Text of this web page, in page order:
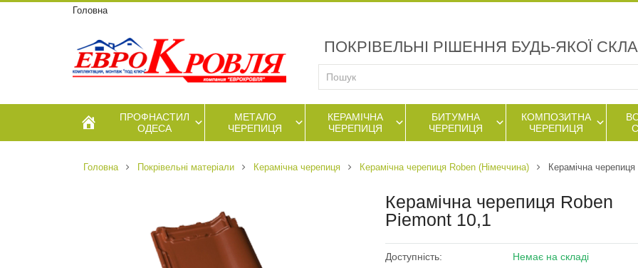
Головна
ПОКРІВЕЛЬНІ РІШЕННЯ БУДЬ-ЯКОЇ
ПРОФНАСТИЛ
ОДЕСА
МЕТАЛО
ЧЕРЕПИЦЯ
КЕРАМІЧНА
ЧЕРЕПИЦЯ
БИТУМНА
ЧЕРЕПИЦЯ
КОМПОЗИТНА
ЧЕРЕПИЦЯ
Головна Покрівельні матеріали Керамічна черепиця Керамічна черепиця Roben (Німеччина) Керамічна
Керамічна черепиця Roben
Piemont 10,1
Доступність:
Немає на складі